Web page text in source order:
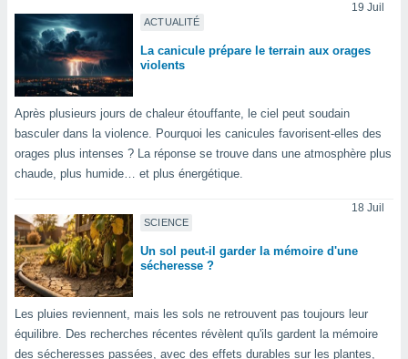
ou
de la
des
notre
le
en
le
ACTUALITÉ
19 Juil
La canicule prépare le terrain aux orages
violents
Après plusieurs jours de chaleur étouffante, le ciel peut soudain
basculer dans la violence. Pourquoi les canicules favorisent-elles des
orages plus intenses ? La réponse se trouve dans une atmosphère plus
chaude, plus humide… et plus énergétique.
SCIENCE
18 Juil
Un sol peut-il garder la mémoire d'une
sécheresse ?
Les pluies reviennent, mais les sols ne retrouvent pas toujours leur
équilibre. Des recherches récentes révèlent qu'ils gardent la mémoire
des sécheresses passées, avec des effets durables sur les plantes,